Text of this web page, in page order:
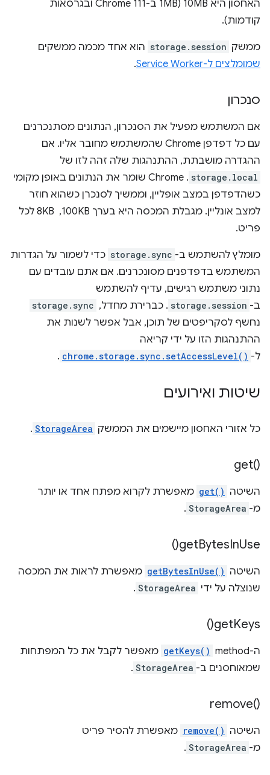
האחסון היא 10MB (1MB ב-Chrome 111 ובגרסאות
קודמות).
ממשק storage.session הוא אחד מכמה ממשקים
שמומלצים ל-Service Worker
.
סנכרון
אם המשתמש מפעיל את הסנכרון, הנתונים מסתנכרנים
עם כל דפדפן Chrome שהמשתמש מחובר אליו. אם
ההגדרה מושבתת, ההתנהגות שלה זהה לזו של
storage.local
. ‫Chrome שומר את הנתונים באופן מקומי
כשהדפדפן במצב אופליין, וממשיך לסנכרן כשהוא חוזר
למצב אונליין. מגבלת המכסה היא בערך 100KB, ‏ 8KB לכל
פריט.
מומלץ להשתמש ב- storage.sync כדי לשמור על הגדרות
המשתמש בדפדפנים מסונכרנים. אם אתם עובדים עם
נתוני משתמש רגישים, עדיף להשתמש
ב- storage.session . כברירת מחדל, storage.sync
נחשף לסקריפטים של תוכן, אבל אפשר לשנות את
ההתנהגות הזו על ידי קריאה
ל- chrome.storage.sync.setAccessLevel()
.
שיטות ואירועים
כל אזורי האחסון מיישמים את הממשק StorageArea
.
get()‎
השיטה get() מאפשרת לקרוא מפתח אחד או יותר
מ- StorageArea
.
getBytesInUse(
)
השיטה getBytesInUse() מאפשרת לראות את המכסה
שנוצלה על ידי StorageArea
.
getKeys(
)
ה-method‏ getKeys() מאפשר לקבל את כל המפתחות
שמאוחסנים ב- StorageArea
.
remove()‎
השיטה remove() מאפשרת להסיר פריט
מ- StorageArea
.